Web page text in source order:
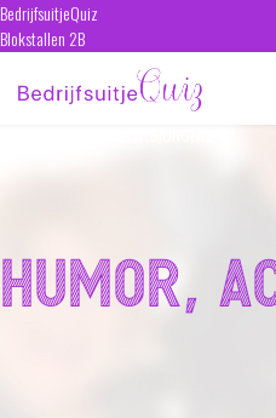
Humor,
BedrijfsuitjeQuiz
Blokstallen 2B
4611 WB Bergen op Zoom
kvk 39087412